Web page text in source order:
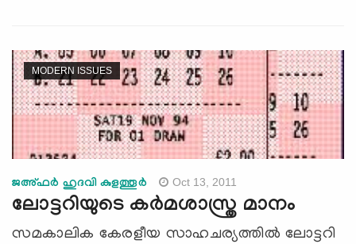
MODERN ISSUES
ജഅ്ഫര്‍ ഹുദവി കുളത്തൂര്‍ Oct 13, 2011
ലോട്ടറിയുടെ കര്‍മശാസ്ത്ര മാനം
സമകാലിക കേരളീയ സാഹചര്യത്തില്‍ ലോട്ടറി